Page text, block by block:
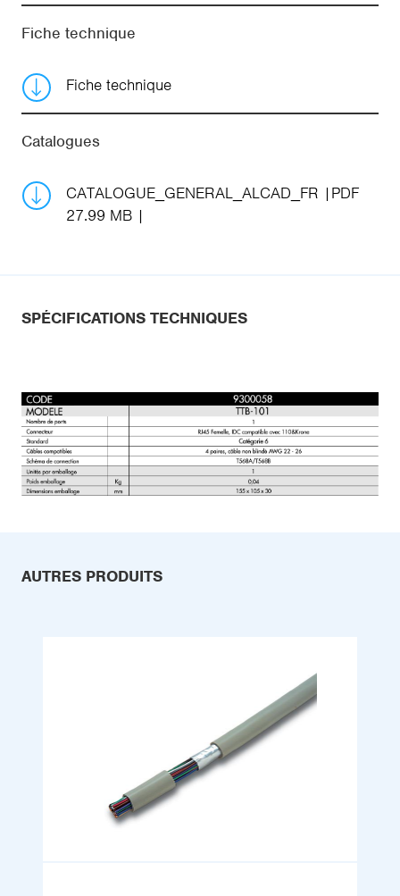
Fiche technique
Fiche technique
Catalogues
CATALOGUE_GENERAL_ALCAD_FR
PDF
27.99 MB
SPÉCIFICATIONS TECHNIQUES
AUTRES PRODUITS